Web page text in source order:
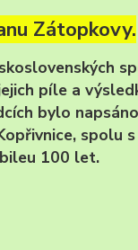
Zátopkovy.
píle a
bylo
spolu
100 let.